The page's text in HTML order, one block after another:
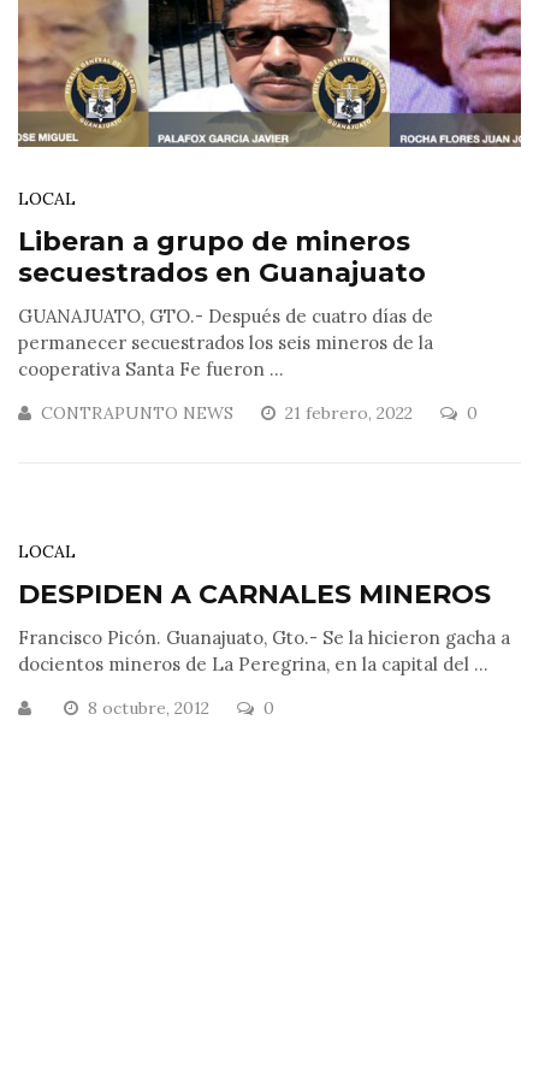
LOCAL
Liberan a grupo de mineros
secuestrados en Guanajuato
GUANAJUATO, GTO.- Después de cuatro días de
permanecer secuestrados los seis mineros de la
cooperativa Santa Fe fueron ...
CONTRAPUNTO NEWS 21 febrero, 2022 0
LOCAL
DESPIDEN A CARNALES MINEROS
Francisco Picón. Guanajuato, Gto.- Se la hicieron gacha a
docientos mineros de La Peregrina, en la capital del ...
8 octubre, 2012 0